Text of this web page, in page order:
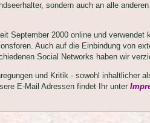
sondern auch an alle
September 2000 online und verwendet
Auch auf die Einbindung von
Social Networks haben wir
und Kritik - sowohl inhaltlicher
E-Mail Adressen findet Ihr unter